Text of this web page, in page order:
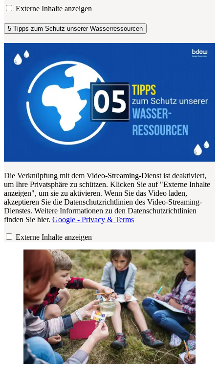
Externe Inhalte anzeigen
5 Tipps zum Schutz unserer Wasserressourcen
Die Verknüpfung mit dem Video-Streaming-Dienst ist deaktiviert,
um Ihre Privatsphäre zu schützen. Klicken Sie auf "Externe Inhalte
anzeigen", um sie zu aktivieren. Wenn Sie das Video laden,
akzeptieren Sie die Datenschutzrichtlinien des Video-Streaming-
Dienstes. Weitere Informationen zu den Datenschutzrichtlinien
finden Sie hier. Google - Privacy & Terms
Externe Inhalte anzeigen